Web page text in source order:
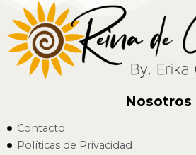
Nosotros
Contacto
Políticas de Privacidad